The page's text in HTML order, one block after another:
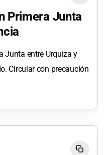
Primera Junta
Junta entre Urquiza y
Circular con precaución